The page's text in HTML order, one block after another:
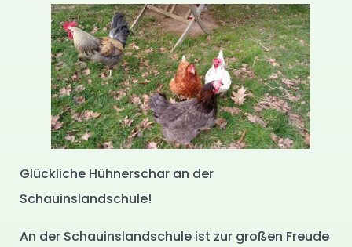
Glückliche Hühnerschar an der
Schauinslandschule!
An der Schauinslandschule ist zur großen Freude